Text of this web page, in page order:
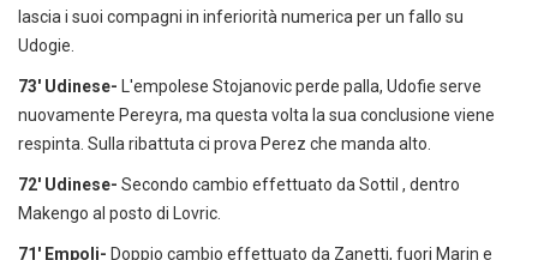
lascia i suoi compagni in inferiorità numerica per un fallo su
Udogie.
73' Udinese- L'empolese Stojanovic perde palla, Udofie serve
nuovamente Pereyra, ma questa volta la sua conclusione viene
respinta. Sulla ribattuta ci prova Perez che manda alto.
72' Udinese- Secondo cambio effettuato da Sottil , dentro
Makengo al posto di Lovric.
71' Empoli- Doppio cambio effettuato da Zanetti, fuori Marin e